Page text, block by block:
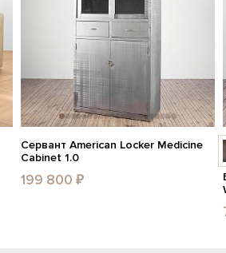
Сервант American Locker Medicine
Cabinet 1.0
199 800 ₽